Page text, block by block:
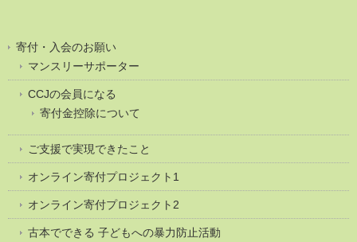
寄付・入会のお願い
マンスリーサポーター
CCJの会員になる
寄付金控除について
ご支援で実現できたこと
オンライン寄付プロジェクト1
オンライン寄付プロジェクト2
古本でできる 子どもへの暴力防止活動